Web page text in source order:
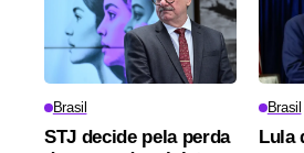
Brasil
STJ decide pela perda
Brasil
Lula